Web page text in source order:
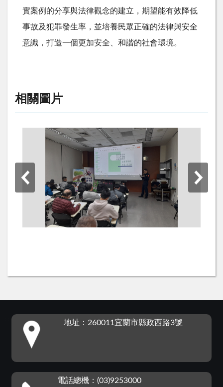
實案例的分享與法律觀念的建立，期望能有效降低
事故及犯罪發生率，並培養民眾正確的法律與安全
意識，打造一個更加安全、和諧的社會環境。
相關圖片
地址：260011宜蘭市縣政西路3號
電話總機：(03)9253000